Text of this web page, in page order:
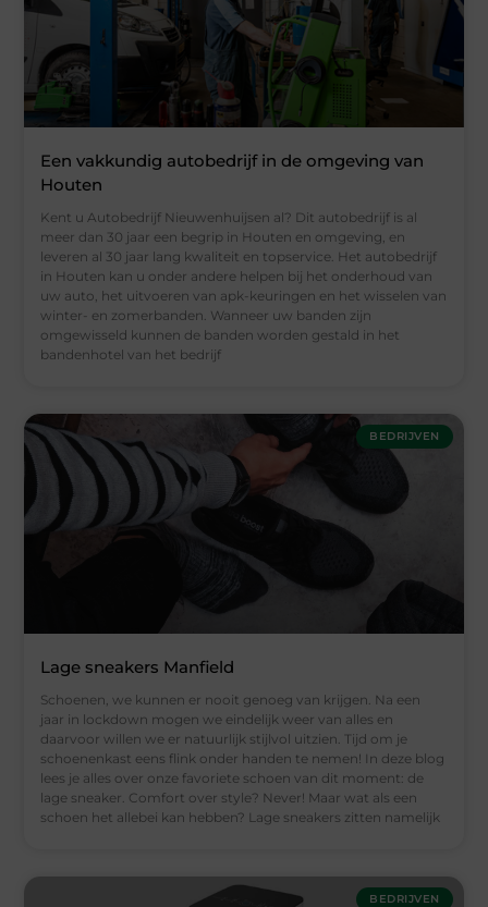
Een vakkundig autobedrijf in de omgeving van
Houten
Kent u Autobedrijf Nieuwenhuijsen al? Dit autobedrijf is al
meer dan 30 jaar een begrip in Houten en omgeving, en
leveren al 30 jaar lang kwaliteit en topservice. Het autobedrijf
in Houten kan u onder andere helpen bij het onderhoud van
uw auto, het uitvoeren van apk-keuringen en het wisselen van
winter- en zomerbanden. Wanneer uw banden zijn
omgewisseld kunnen de banden worden gestald in het
bandenhotel van het bedrijf
BEDRIJVEN
Lage sneakers Manfield
Schoenen, we kunnen er nooit genoeg van krijgen. Na een
jaar in lockdown mogen we eindelijk weer van alles en
daarvoor willen we er natuurlijk stijlvol uitzien. Tijd om je
schoenenkast eens flink onder handen te nemen! In deze blog
lees je alles over onze favoriete schoen van dit moment: de
lage sneaker. Comfort over style? Never! Maar wat als een
schoen het allebei kan hebben? Lage sneakers zitten namelijk
BEDRIJVEN